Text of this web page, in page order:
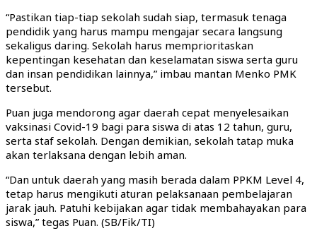
“Pastikan tiap-tiap sekolah sudah siap, termasuk tenaga
pendidik yang harus mampu mengajar secara langsung
sekaligus daring. Sekolah harus memprioritaskan
kepentingan kesehatan dan keselamatan siswa serta guru
dan insan pendidikan lainnya,” imbau mantan Menko PMK
tersebut.
Puan juga mendorong agar daerah cepat menyelesaikan
vaksinasi Covid-19 bagi para siswa di atas 12 tahun, guru,
serta staf sekolah. Dengan demikian, sekolah tatap muka
akan terlaksana dengan lebih aman.
“Dan untuk daerah yang masih berada dalam PPKM Level 4,
tetap harus mengikuti aturan pelaksanaan pembelajaran
jarak jauh. Patuhi kebijakan agar tidak membahayakan para
siswa,” tegas Puan. (SB/Fik/TI)